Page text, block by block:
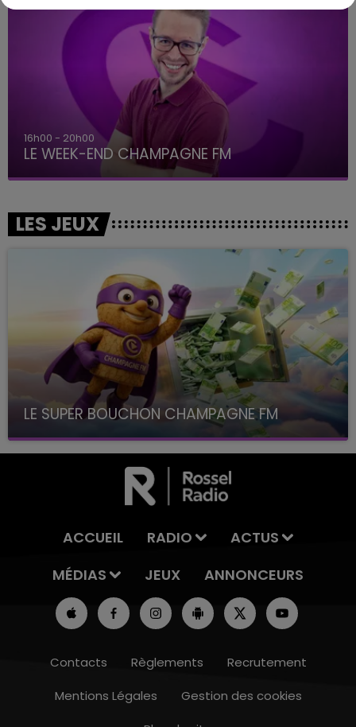
16h00 - 20h00
LE WEEK-END CHAMPAGNE FM
LES JEUX
LE SUPER BOUCHON CHAMPAGNE FM
avec La Famille Champagne FM, à 8H10
ACCUEIL RADIO
ACTUS
MÉDIAS
JEUX ANNONCEURS
Contacts Règlements
Recrutement
Mentions Légales
Gestion des cookies